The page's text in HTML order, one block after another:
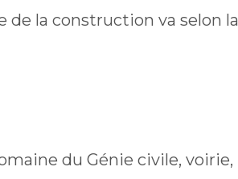
de la construction va selon la
du Génie civile, voirie,